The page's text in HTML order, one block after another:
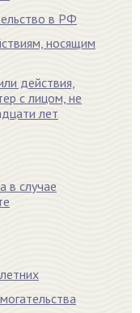
в РФ
носящим
действия,
с лицом, не
лет
в случае